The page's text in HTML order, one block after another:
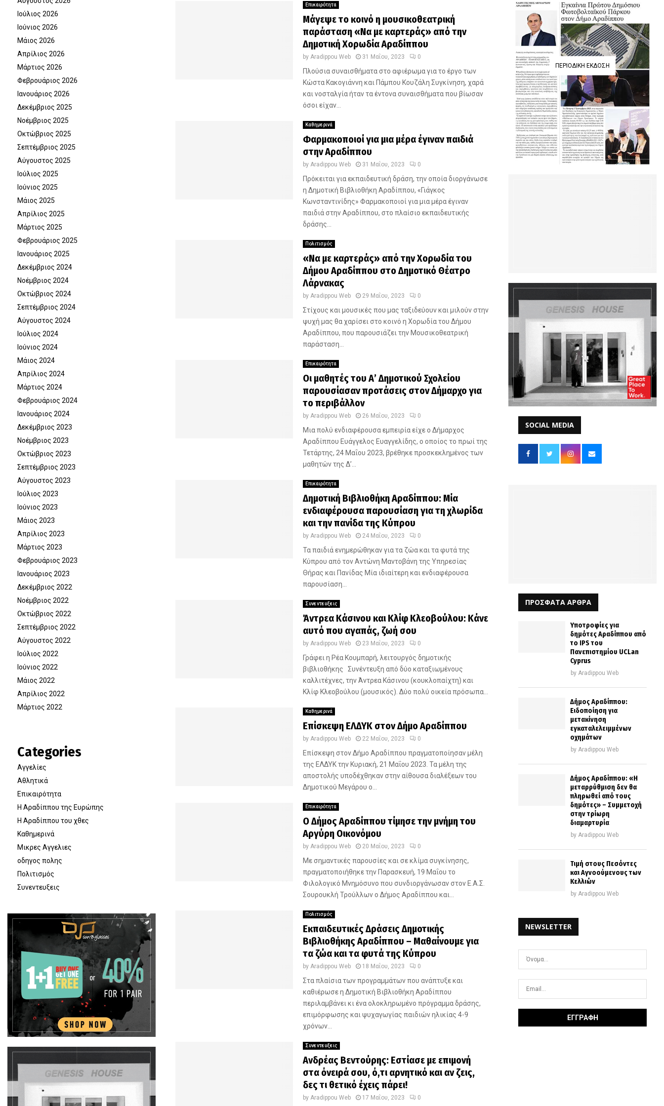
Επικαιρότητα
Μάγεψε το κοινό η μουσικοθεατρική
παράσταση «Να με καρτεράς» από την
Δημοτική Χορωδία Αραδίππου
by Aradippou Web 31 Μαΐου, 2023 0
Πλούσια συναισθήματα στο αφιέρωμα για το έργο των
Κώστα Κακογιάννη και Πάμπου Κουζάλη Συγκίνηση, χαρά
και νοσταλγία ήταν τα έντονα συναισθήματα που βίωσαν
όσοι είχαν...
Καθημερινά
Φαρμακοποιοί για μια μέρα έγιναν παιδιά
στην Αραδίππου
by Aradippou Web 31 Μαΐου, 2023 0
Πρόκειται για εκπαιδευτική δράση, την οποία διοργάνωσε
η Δημοτική Βιβλιοθήκη Αραδίππου, «Γιάγκος
Κωνσταντινίδης» Φαρμακοποιοί για μια μέρα έγιναν
παιδιά στην Αραδίππου, στο πλαίσιο εκπαιδευτικής
δράσης...
Πολιτισμός
«Να με καρτεράς» από την Χορωδία του
Δήμου Αραδίππου στο Δημοτικό Θέατρο
Λάρνακας
by Aradippou Web 29 Μαΐου, 2023 0
Στίχους και μουσικές που μας ταξιδεύουν και μιλούν στην
ψυχή μας θα χαρίσει στο κοινό η Χορωδία του Δήμου
Αραδίππου, που παρουσιάζει την Μουσικοθεατρική
παράσταση...
Επικαιρότητα
Οι μαθητές του Α’ Δημοτικού Σχολείου
παρουσίασαν προτάσεις στον Δήμαρχο για
το περιβάλλον
by Aradippou Web 26 Μαΐου, 2023 0
Μια πολύ ενδιαφέρουσα εμπειρία είχε ο Δήμαρχος
Αραδίππου Ευάγγελος Ευαγγελίδης, ο οποίος το πρωί της
Τετάρτης, 24 Μαΐου 2023, βρέθηκε προσκεκλημένος των
μαθητών της Δ’...
Επικαιρότητα
Δημοτική Βιβλιοθήκη Αραδίππου: Μία
ενδιαφέρουσα παρουσίαση για τη χλωρίδα
και την πανίδα της Κύπρου
by Aradippou Web 24 Μαΐου, 2023 0
Τα παιδιά ενημερώθηκαν για τα ζώα και τα φυτά της
Κύπρου από τον Αντώνη Μαντοβάνη της Υπηρεσίας
Θήρας και Πανίδας Μία ιδιαίτερη και ενδιαφέρουσα
παρουσίαση...
Συνεντευξεις
Άντρεα Κάσινου και Κλίφ Κλεοβούλου: Κάνε
αυτό που αγαπάς, ζωή σου
by Aradippou Web 23 Μαΐου, 2023 0
Γράφει η Ρέα Κουμπαρή, λειτουργός δημοτικής
βιβλιοθήκης Συνέντευξη από δύο καταξιωμένους
καλλιτέχνες, την Άντρεα Κάσινου (κουκλοπαίχτη) και
Κλίφ Κλεοβούλου (μουσικός). Δύο πολύ οικεία πρόσωπα...
Καθημερινά
Επίσκεψη ΕΛΔΥΚ στον Δήμο Αραδίππου
by Aradippou Web 22 Μαΐου, 2023 0
Επίσκεψη στον Δήμο Αραδίππου πραγματοποίησαν μέλη
της ΕΛΔΥΚ την Κυριακή, 21 Μαΐου 2023. Τα μέλη της
αποστολής υποδέχθηκαν στην αίθουσα διαλέξεων του
Δημοτικού Μεγάρου ο...
Επικαιρότητα
Ο Δήμος Αραδίππου τίμησε την μνήμη του
Αργύρη Οικονόμου
by Aradippou Web 20 Μαΐου, 2023 0
Με σημαντικές παρουσίες και σε κλίμα συγκίνησης,
πραγματοποιήθηκε την Παρασκευή, 19 Μαΐου το
Φιλολογικό Μνημόσυνο που συνδιοργάνωσαν στον Ε.Α.Σ.
Σουρουκλή Τρούλλων ο Δήμος Αραδίππου και...
Πολιτισμός
Εκπαιδευτικές Δράσεις Δημοτικής
Βιβλιοθήκης Αραδίππου – Μαθαίνουμε για
τα ζώα και τα φυτά της Κύπρου
by Aradippou Web 18 Μαΐου, 2023 0
Στα πλαίσια των προγραμμάτων που ανάπτυξε και
καθιέρωσε η Δημοτική Βιβλιοθήκη Αραδίππου
περιλαμβάνει κι ένα ολοκληρωμένο πρόγραμμα δράσης,
επιμόρφωσης και ψυχαγωγίας παιδιών ηλικίας 4-9
χρόνων...
Συνεντευξεις
Ανδρέας Βεντούρης: Εστίασε με επιμονή
στα όνειρά σου, ό,τι αρνητικό και αν ζεις,
δες τι θετικό έχεις πάρει!
by Aradippou Web 17 Μαΐου, 2023 0
Ιούλιος 2026
Ιούνιος 2026
Μάιος 2026
Απρίλιος 2026
Μάρτιος 2026
Φεβρουάριος 2026
Ιανουάριος 2026
Δεκέμβριος 2025
Νοέμβριος 2025
Οκτώβριος 2025
Σεπτέμβριος 2025
Αύγουστος 2025
Ιούλιος 2025
Ιούνιος 2025
Μάιος 2025
Απρίλιος 2025
Μάρτιος 2025
Φεβρουάριος 2025
Ιανουάριος 2025
Δεκέμβριος 2024
Νοέμβριος 2024
Οκτώβριος 2024
Σεπτέμβριος 2024
Αύγουστος 2024
Ιούλιος 2024
Ιούνιος 2024
Μάιος 2024
Απρίλιος 2024
Μάρτιος 2024
Φεβρουάριος 2024
Ιανουάριος 2024
Δεκέμβριος 2023
Νοέμβριος 2023
Οκτώβριος 2023
Σεπτέμβριος 2023
Αύγουστος 2023
Ιούλιος 2023
Ιούνιος 2023
Μάιος 2023
Απρίλιος 2023
Μάρτιος 2023
Φεβρουάριος 2023
Ιανουάριος 2023
Δεκέμβριος 2022
Νοέμβριος 2022
Οκτώβριος 2022
Σεπτέμβριος 2022
Αύγουστος 2022
Ιούλιος 2022
Ιούνιος 2022
Μάιος 2022
Απρίλιος 2022
Μάρτιος 2022
Categories
Αγγελίες
Αθλητικά
Επικαιρότητα
Η Αραδίππου της Ευρώπης
Η Αραδίππου του χθες
Καθημερινά
Μικρες Αγγελιες
οδηγος πολης
Πολιτισμός
Συνεντευξεις
ΠΕΡΙΟΔΙΚΉ ΈΚΔΟΣΗ
SOCIAL MEDIA
ΠΡΟΣΦΑΤΑ ΑΡΘΡΑ
Υποτροφίες για
δημότες Αραδίππου από
το IPS του
Πανεπιστημίου UCLan
Cyprus
by Aradippou Web
Δήμος Αραδίππου:
Ειδοποίηση για
μετακίνηση
εγκαταλελειμμένων
οχημάτων
by Aradippou Web
Δήμος Αραδίππου: «Η
μεταρρύθμιση δεν θα
πληρωθεί από τους
δημότες» – Συμμετοχή
στην τρίωρη
διαμαρτυρία
by Aradippou Web
Τιμή στους Πεσόντες
και Αγνοούμενους των
Κελλιών
by Aradippou Web
NEWSLETTER